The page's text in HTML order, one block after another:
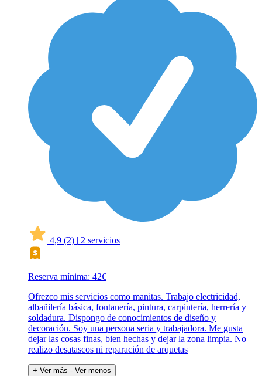
4,9 (2) | 2 servicios
Reserva mínima: 42€
Ofrezco mis servicios como manitas. Trabajo electricidad,
albañilería básica, fontanería, pintura, carpintería, herrería y
soldadura. Dispongo de conocimientos de diseño y
decoración. Soy una persona seria y trabajadora. Me gusta
dejar las cosas finas, bien hechas y dejar la zona limpia. No
realizo desatascos ni reparación de arquetas
+ Ver más - Ver menos